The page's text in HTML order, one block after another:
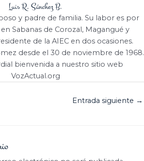
Luis R. Sánchez B.
y padre de familia. Su labor es por
Sabanas de Corozal, Magangué y
de la AIEC en dos ocasiones.
desde el 30 de noviembre de 1968.
bienvenida a nuestro sitio web
VozActual.org
Entrada siguiente →